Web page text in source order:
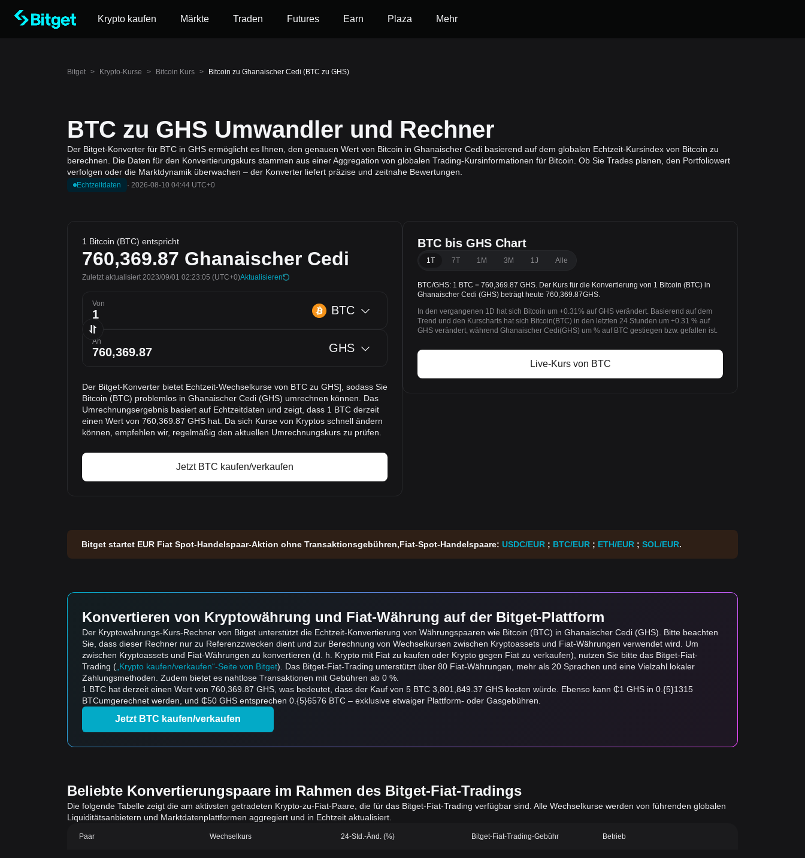
Krypto kaufen Märkte Traden Futures Earn Plaza Mehr
Bitget > Krypto-Kurse > Bitcoin Kurs > Bitcoin zu Ghanaischer Cedi (BTC zu GHS)
BTC zu GHS Umwandler und Rechner
Der Bitget-Konverter für BTC in GHS ermöglicht es Ihnen, den genauen Wert von Bitcoin in Ghanaischer Cedi basierend auf dem globalen Echtzeit-Kursindex von Bitcoin zu
berechnen. Die Daten für den Konvertierungskurs stammen aus einer Aggregation von globalen Trading-Kursinformationen für Bitcoin. Ob Sie Trades planen, den Portfoliowert
verfolgen oder die Marktdynamik überwachen – der Konverter liefert präzise und zeitnahe Bewertungen.
Echtzeitdaten · 2026-08-10 04:44 UTC+0
1 Bitcoin (BTC) entspricht
760,369.87 Ghanaischer Cedi
Zuletzt aktualisiert 2023/09/01 02:23:05 (UTC+0)Aktualisieren
Von BTC
An GHS
Der Bitget-Konverter bietet Echtzeit-Wechselkurse von BTC zu GHS], sodass Sie
Bitcoin (BTC) problemlos in Ghanaischer Cedi (GHS) umrechnen können. Das
Umrechnungsergebnis basiert auf Echtzeitdaten und zeigt, dass 1 BTC derzeit
einen Wert von 760,369.87 GHS hat. Da sich Kurse von Kryptos schnell ändern
können, empfehlen wir, regelmäßig den aktuellen Umrechnungskurs zu prüfen.
Jetzt BTC kaufen/verkaufen
BTC bis GHS Chart
1T 7T 1M 3M 1J Alle
BTC/GHS: 1 BTC = 760,369.87 GHS. Der Kurs für die Konvertierung von 1 Bitcoin (BTC) in
Ghanaischer Cedi (GHS) beträgt heute 760,369.87GHS.
In den vergangenen 1D hat sich Bitcoin um +0.31% auf GHS verändert. Basierend auf dem
Trend und den Kurscharts hat sich Bitcoin(BTC) in den letzten 24 Stunden um +0.31 % auf
GHS verändert, während Ghanaischer Cedi(GHS) um % auf BTC gestiegen bzw. gefallen ist.
Live-Kurs von BTC
Bitget startet EUR Fiat Spot-Handelspaar-Aktion ohne Transaktionsgebühren,Fiat-Spot-Handelspaare: USDC/EUR ; BTC/EUR ; ETH/EUR ; SOL/EUR.
Konvertieren von Kryptowährung und Fiat-Währung auf der Bitget-Plattform
Der Kryptowährungs-Kurs-Rechner von Bitget unterstützt die Echtzeit-Konvertierung von Währungspaaren wie Bitcoin (BTC) in Ghanaischer Cedi (GHS). Bitte beachten
Sie, dass dieser Rechner nur zu Referenzzwecken dient und zur Berechnung von Wechselkursen zwischen Kryptoassets und Fiat-Währungen verwendet wird. Um
zwischen Kryptoassets und Fiat-Währungen zu konvertieren (d. h. Krypto mit Fiat zu kaufen oder Krypto gegen Fiat zu verkaufen), nutzen Sie bitte das Bitget-Fiat-
Trading ( „Krypto kaufen/verkaufen“-Seite von Bitget). Das Bitget-Fiat-Trading unterstützt über 80 Fiat-Währungen, mehr als 20 Sprachen und eine Vielzahl lokaler
Zahlungsmethoden. Zudem bietet es nahtlose Transaktionen mit Gebühren ab 0 %.
1 BTC hat derzeit einen Wert von 760,369.87 GHS, was bedeutet, dass der Kauf von 5 BTC 3,801,849.37 GHS kosten würde. Ebenso kann ₵1 GHS in 0.{5}1315
BTCumgerechnet werden, und ₵50 GHS entsprechen 0.{5}6576 BTC – exklusive etwaiger Plattform- oder Gasgebühren.
Jetzt BTC kaufen/verkaufen
Beliebte Konvertierungspaare im Rahmen des Bitget-Fiat-Tradings
Die folgende Tabelle zeigt die am aktivsten getradeten Krypto-zu-Fiat-Paare, die für das Bitget-Fiat-Trading verfügbar sind. Alle Wechselkurse werden von führenden globalen
Liquiditätsanbietern und Marktdatenplattformen aggregiert und in Echtzeit aktualisiert.
Paar Wechselkurs 24-Std.-Änd. (%) Bitget-Fiat-Trading-Gebühr Betrieb